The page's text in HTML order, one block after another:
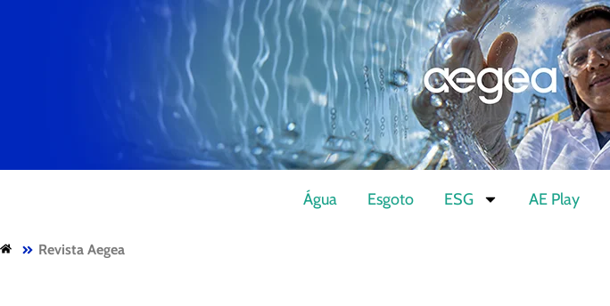
Água Esgoto ESG AE Play
Revista Aegea